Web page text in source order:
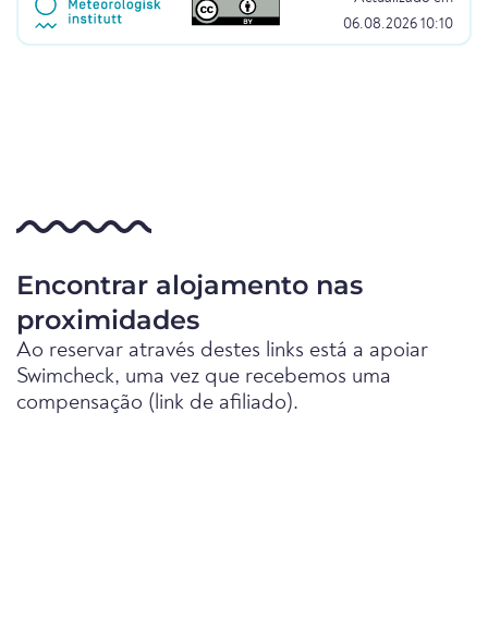
06.08.2026 10:10
Encontrar alojamento nas
proximidades
Ao reservar através destes links está a apoiar
Swimcheck, uma vez que recebemos uma
compensação (link de afiliado).